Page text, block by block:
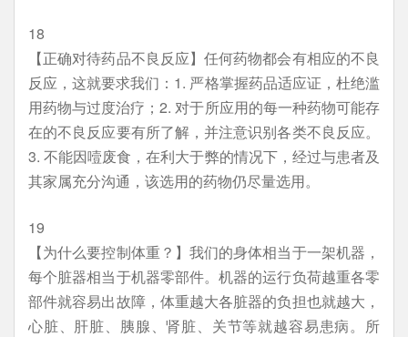
18
【正确对待药品不良反应】任何药物都会有相应的不良
反应，这就要求我们：1. 严格掌握药品适应证，杜绝滥
用药物与过度治疗；2. 对于所应用的每一种药物可能存
在的不良反应要有所了解，并注意识别各类不良反应。
3. 不能因噎废食，在利大于弊的情况下，经过与患者及
其家属充分沟通，该选用的药物仍尽量选用。
19
【为什么要控制体重？】我们的身体相当于一架机器，
每个脏器相当于机器零部件。机器的运行负荷越重各零
部件就容易出故障，体重越大各脏器的负担也就越大，
心脏、肝脏、胰腺、肾脏、关节等就越容易患病。所